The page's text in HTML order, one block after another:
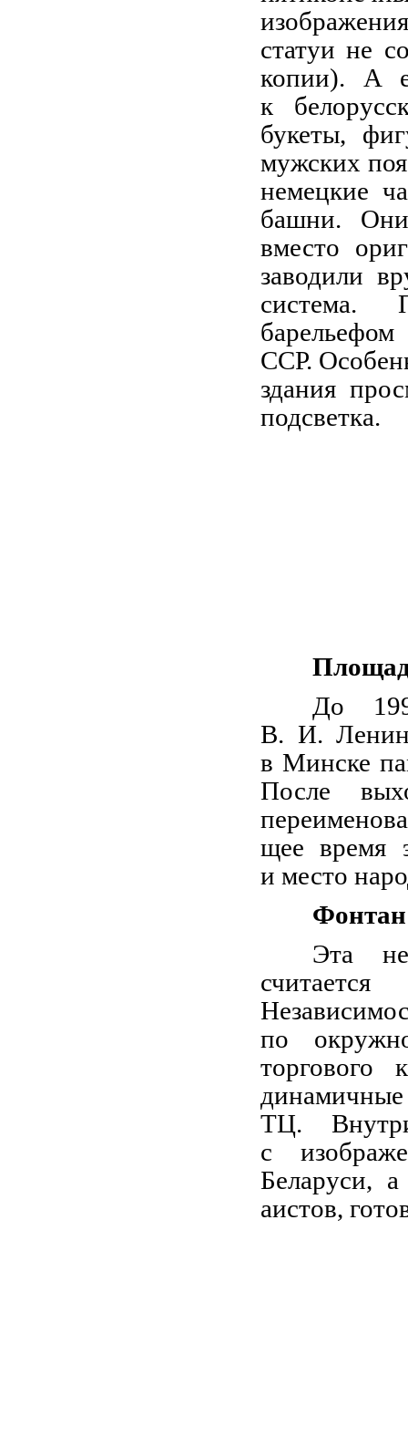
статуи не
копии). А
к
букеты,
мужских
немецкие
башни.
вместо
заводили
система.
ССР.
здания
подсветка.
До
В. И.
в Минске
После
щее время
и место
Эта
по
торгового
ТЦ.
с
Беларуси,
аистов,